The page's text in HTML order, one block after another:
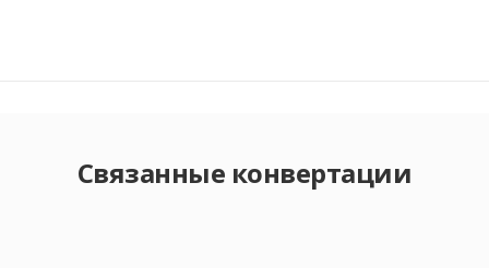
Связанные конвертации